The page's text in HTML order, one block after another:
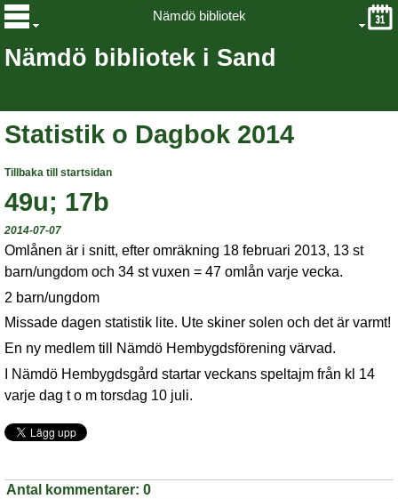
Nämdö bibliotek i Sand
Nämdö bibliotek
Statistik o Dagbok 2014
Tillbaka till startsidan
49u; 17b
2014-07-07
Omlånen är i snitt, efter omräkning 18 februari 2013, 13 st
barn/ungdom och 34 st vuxen = 47 omlån varje vecka.
2 barn/ungdom
Missade dagen statistik lite. Ute skiner solen och det är varmt!
En ny medlem till Nämdö Hembygdsförening värvad.
I Nämdö Hembygdsgård startar veckans speltajm från kl 14
varje dag t o m torsdag 10 juli.
Antal kommentarer: 0